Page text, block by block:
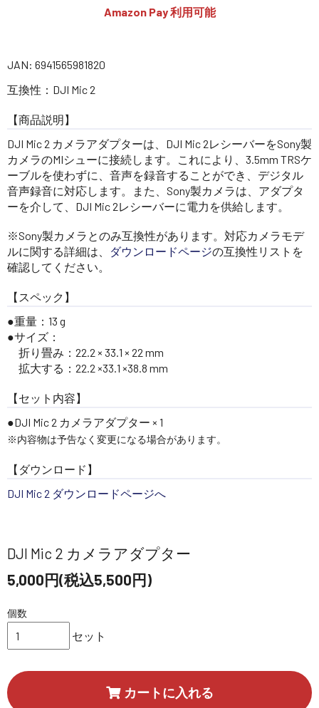
コーポレートサイト
Amazon Pay 利用可能
JAN: 6941565981820
互換性：DJI Mic 2
【商品説明】
DJI Mic 2 カメラアダプターは、DJI Mic 2レシーバーをSony製
カメラのMIシューに接続します。これにより、3.5mm TRSケ
ーブルを使わずに、音声を録音することができ、デジタル
音声録音に対応します。また、Sony製カメラは、アダプタ
ーを介して、DJI Mic 2レシーバーに電力を供給します。
※Sony製カメラとのみ互換性があります。対応カメラモデ
ルに関する詳細は、
ダウンロードページの互換性リストを
確認してください。
【スペック】
重量：13 g
サイズ：
折り畳み：22.2 × 33.1 × 22 mm
拡大する：22.2 ×33.1 ×38.8 mm
【セット内容】
DJI Mic 2 カメラアダプター × 1
※内容物は予告なく変更になる場合があります。
【ダウンロード】
DJI Mic 2 ダウンロードページへ
DJI Mic 2 カメラアダプター
5,000円(税込5,500円)
個数
セット
カートに入れる